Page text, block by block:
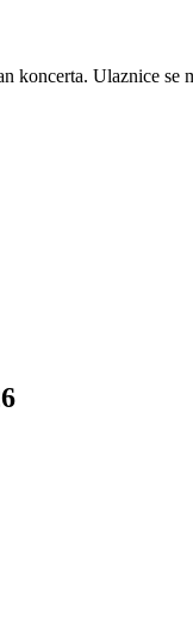
koncerta. Ulaznice